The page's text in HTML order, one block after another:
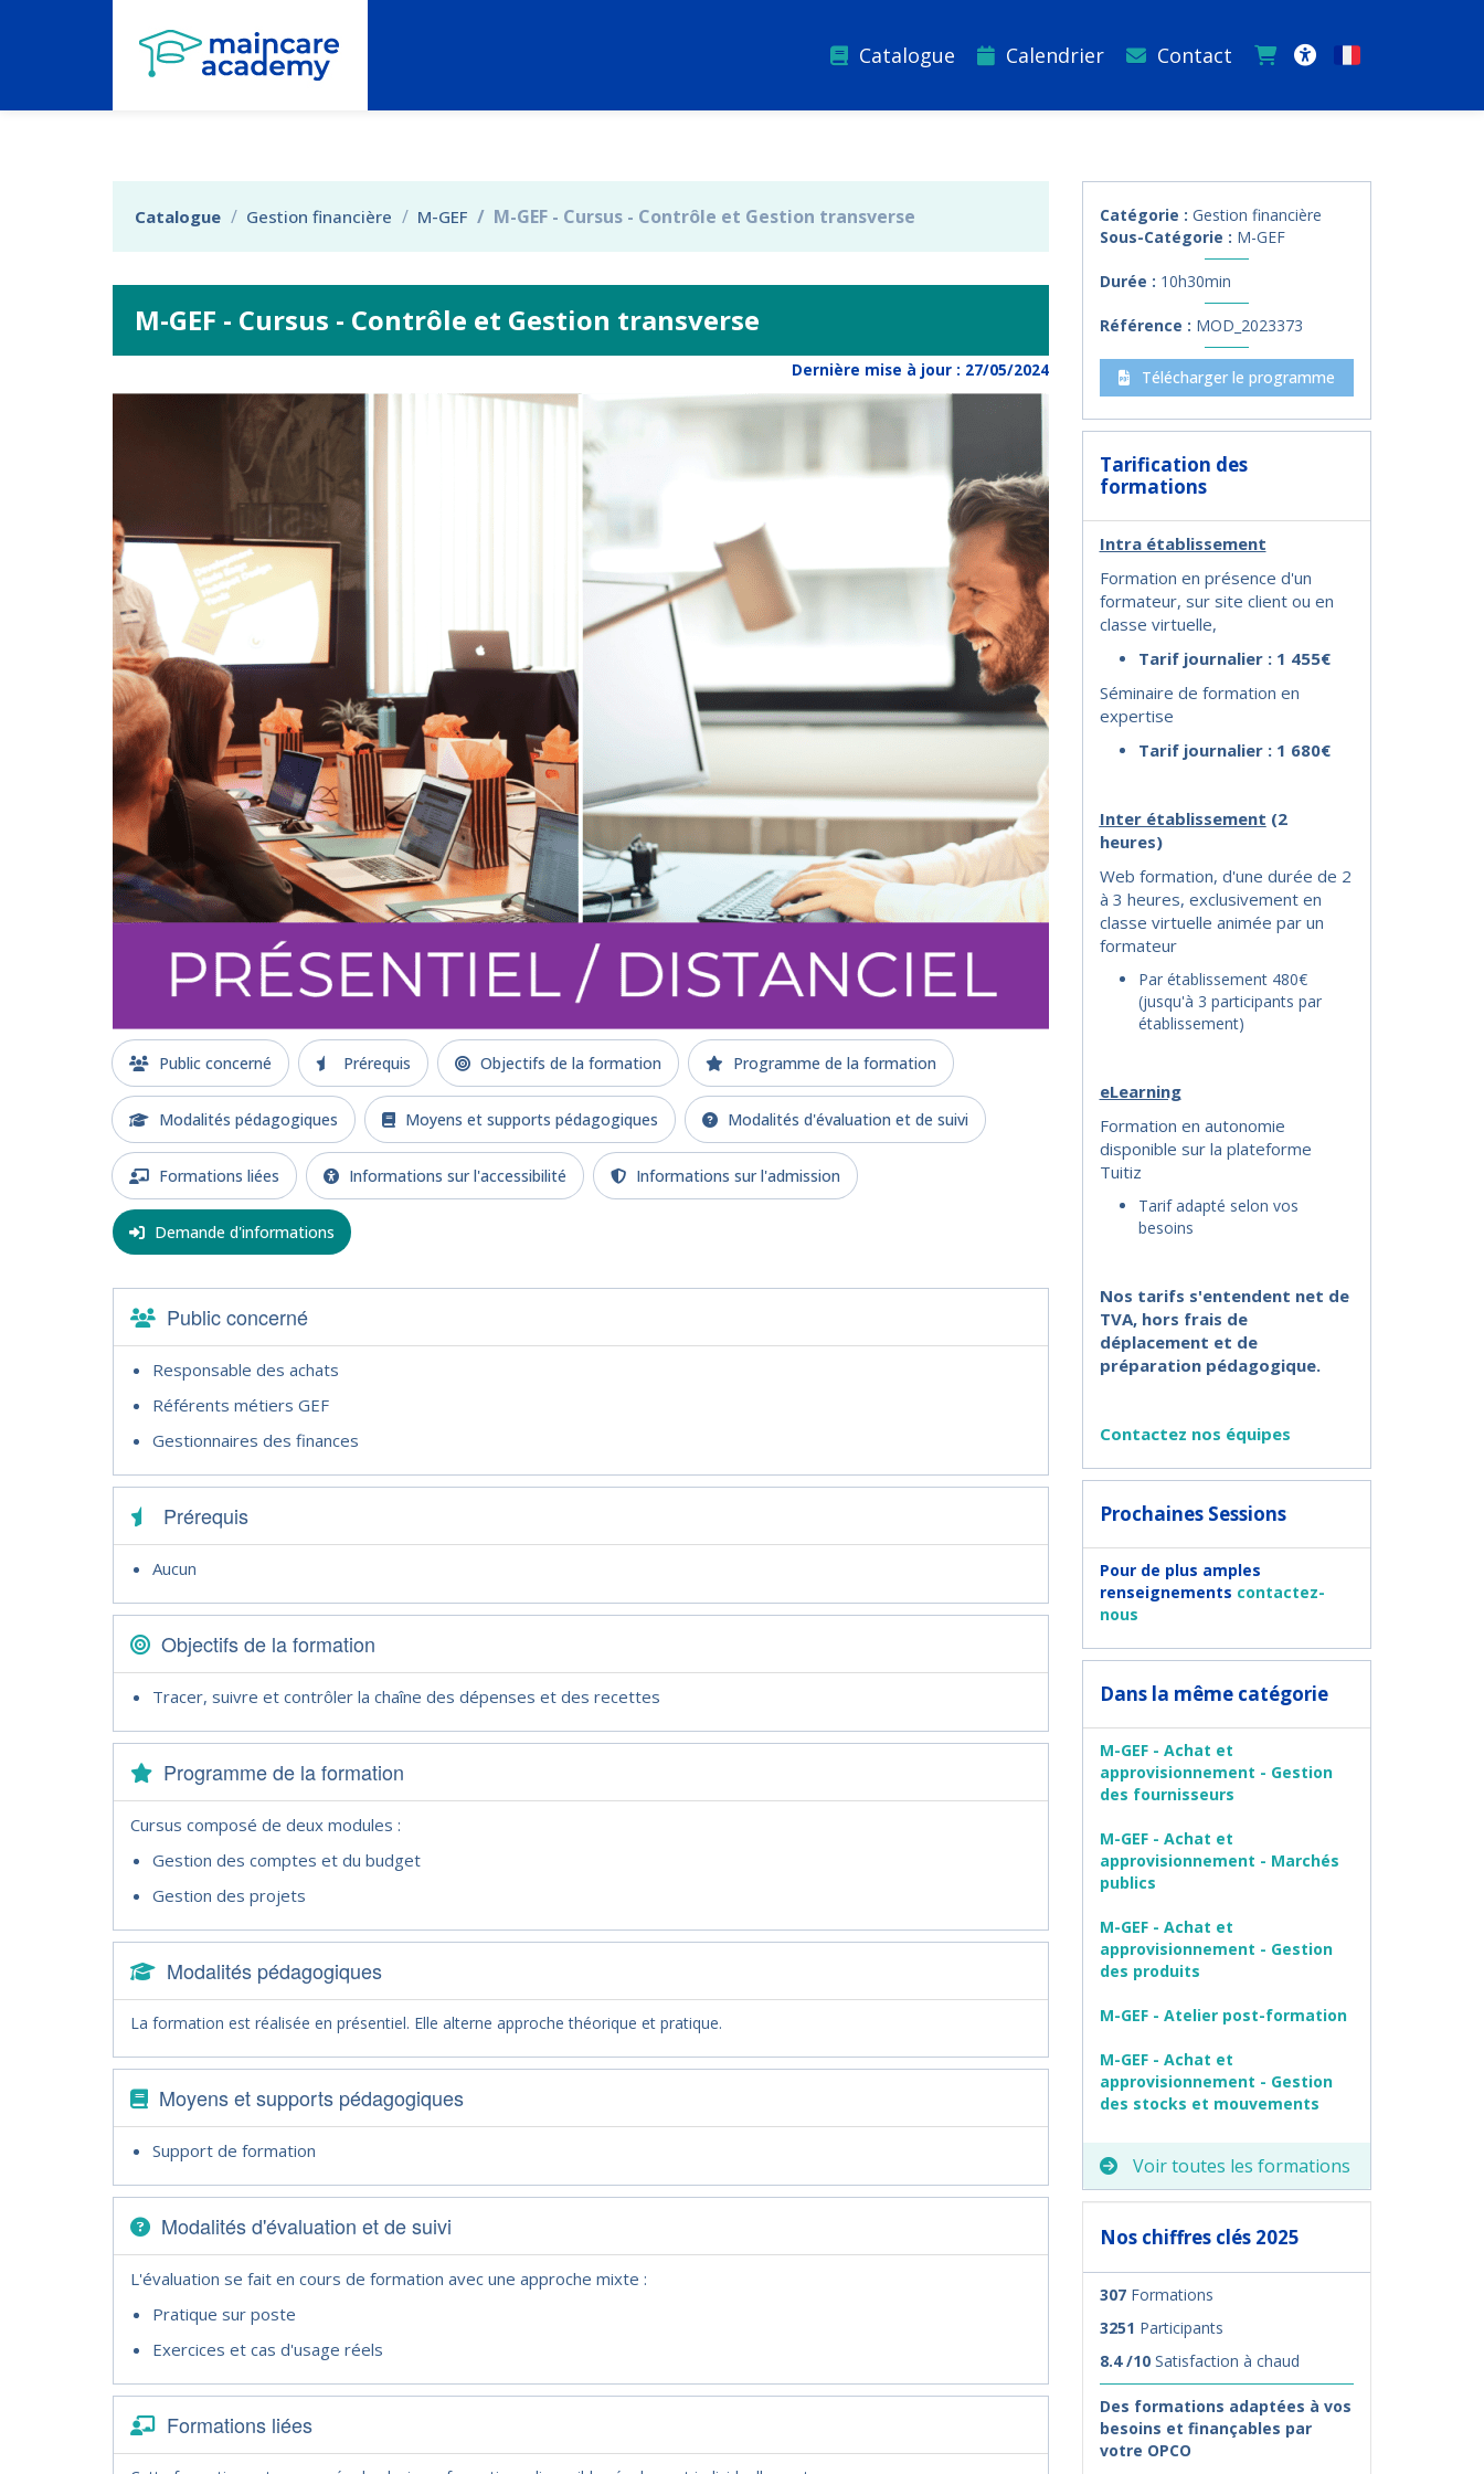
Aller au menu principal
Aller au contenu principal
Personnaliser l'interface
Catalogue Calendrier Contact Français
Catalogue Gestion financière M-GEF M-GEF - Cursus - Contrôle et Gestion transverse
M-GEF - Cursus - Contrôle et Gestion transverse
Dernière mise à jour : 27/05/2024
Public concerné Prérequis Objectifs de la formation Programme de la formation
Modalités pédagogiques Moyens et supports pédagogiques Modalités d'évaluation et de suivi
Formations liées Informations sur l'accessibilité Informations sur l'admission
Demande d'informations
Public concerné
Responsable des achats
Référents métiers GEF
Gestionnaires des finances
Prérequis
Aucun
Objectifs de la formation
Tracer, suivre et contrôler la chaîne des dépenses et des recettes
Programme de la formation
Cursus composé de deux modules :
Gestion des comptes et du budget
Gestion des projets
Modalités pédagogiques
La formation est réalisée en présentiel. Elle alterne approche théorique et pratique.
Moyens et supports pédagogiques
Support de formation
Modalités d'évaluation et de suivi
L'évaluation se fait en cours de formation avec une approche mixte :
Pratique sur poste
Exercices et cas d'usage réels
Formations liées
Catégorie : Gestion financière
Sous-Catégorie : M-GEF
Durée : 10h30min
Référence : MOD_2023373
Télécharger le programme
Tarification des
formations
Intra établissement
Formation en présence d'un
formateur, sur site client ou en
classe virtuelle,
Tarif journalier : 1 455€
Séminaire de formation en
expertise
Tarif journalier : 1 680€
Inter établissement (2
heures)
Web formation, d'une durée de 2
à 3 heures, exclusivement en
classe virtuelle animée par un
formateur
Par établissement 480€
(jusqu'à 3 participants par
établissement)
eLearning
Formation en autonomie
disponible sur la plateforme
Tuitiz
Tarif adapté selon vos
besoins
Nos tarifs s'entendent net de
TVA, hors frais de
déplacement et de
préparation pédagogique.
Contactez nos équipes
Prochaines Sessions
Pour de plus amples
renseignements contactez-
nous
Dans la même catégorie
M-GEF - Achat et
approvisionnement - Gestion
des fournisseurs
M-GEF - Achat et
approvisionnement - Marchés
publics
M-GEF - Achat et
approvisionnement - Gestion
des produits
M-GEF - Atelier post-formation
M-GEF - Achat et
approvisionnement - Gestion
des stocks et mouvements
Voir toutes les formations
Nos chiffres clés 2025
307 Formations
3251 Participants
8.4 /10Satisfaction à chaud
Des formations adaptées à vos
besoins et finançables par
votre OPCO